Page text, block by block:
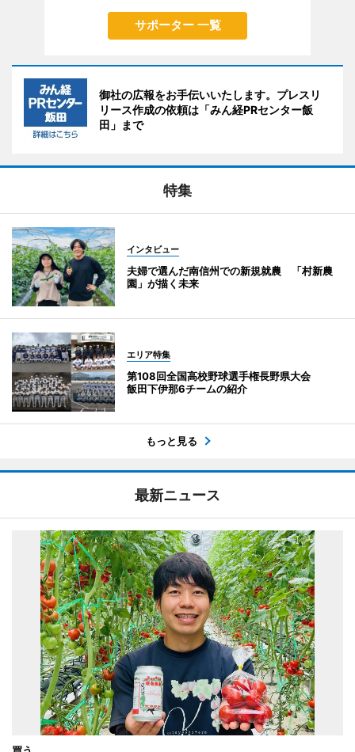
サポーター 一覧
御社の広報をお手伝いいたします。プレスリ
リース作成の依頼は「みん経PRセンター飯
田」まで
特集
インタビュー
夫婦で選んだ南信州での新規就農 「村新農
園」が描く未来
エリア特集
第108回全国高校野球選手権長野県大会
飯田下伊那6チームの紹介
もっと見る
最新ニュース